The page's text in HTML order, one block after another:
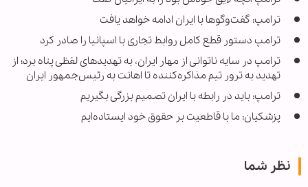
ترامپ: گفت‌وگوها با ایران ادامه خواهد یافت
ترامپ دستور قطع کامل روابط تجاری با اسپانیا را صادر کرد
ترامپ در سایه ناتوانی از مهار ایران، به تهدیدهای لفظی پناه برد؛ از
تهدید به ترور تیم مذاکره‌کننده تا اهانت به رئیس‌جمهور ایران
ترامپ: باید در رابطه با ایران تصمیم بزرگی بگیریم
پزشکیان: ما با قاطعیت بر حقوق خود ایستاده‌ایم
نظر شما